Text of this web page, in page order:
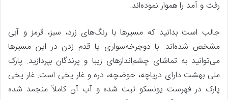
رفت و آمد را هموار نموده‌اند.
جالب است بدانید که مسیرها با رنگ‌های زرد، سبز، قرمز و آبی
مشخص شده‌اند. با دوچرخه‌سواری یا قدم زدن در این مسیرها
می‌توانید به تماشای چشم‌اندازهای زیبا و پرندگان بپردازید. پارک
ملی بهشت دارای دریاچه، حوضچه، دره و غار یخی است. غار یخی
پارک در فهرست یونسکو ثبت شده و آب آن کاملاً منجمد شده